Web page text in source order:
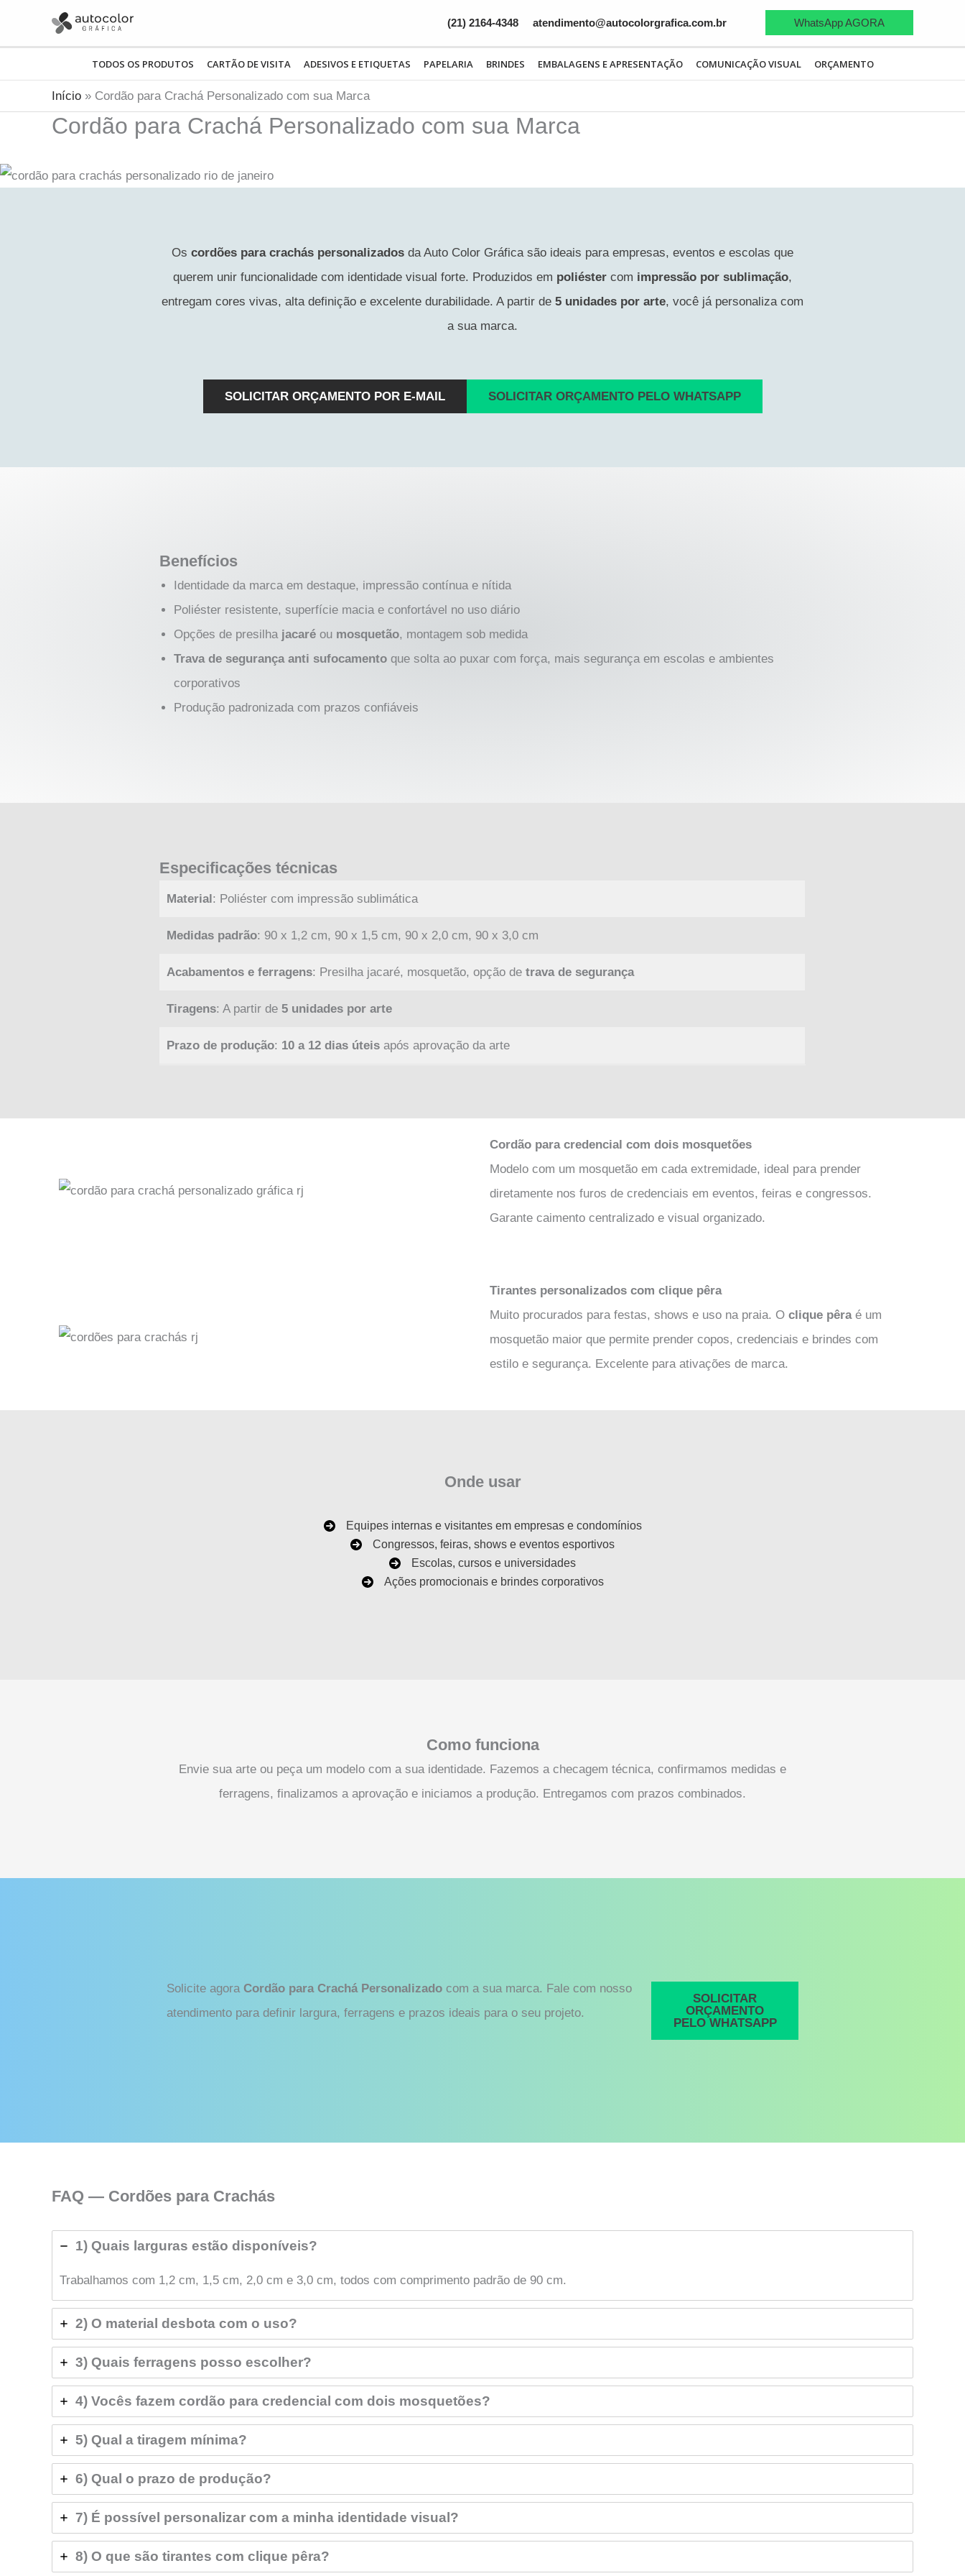
conteúdo
(21) 2164-4348 atendimento@autocolorgrafica.com.br WhatsApp AGORA
TODOS OS PRODUTOS CARTÃO DE VISITA ADESIVOS E ETIQUETAS PAPELARIA BRINDES EMBALAGENS E APRESENTAÇÃO COMUNICAÇÃO VISUAL ORÇAMENTO
Início Cordão para Crachá Personalizado com sua Marca
Cordão para Crachá Personalizado com sua Marca
Os cordões para crachás personalizados da Auto Color Gráfica são ideais para empresas, eventos e escolas que
querem unir funcionalidade com identidade visual forte. Produzidos em poliéster com impressão por sublimação,
entregam cores vivas, alta definição e excelente durabilidade. A partir de 5 unidades por arte, você já personaliza com
a sua marca.
SOLICITAR ORÇAMENTO POR E-MAIL SOLICITAR ORÇAMENTO PELO WHATSAPP
Benefícios
Identidade da marca em destaque, impressão contínua e nítida
Poliéster resistente, superfície macia e confortável no uso diário
Opções de presilha jacaré ou mosquetão, montagem sob medida
Trava de segurança anti sufocamento que solta ao puxar com força, mais segurança em escolas e ambientes
corporativos
Produção padronizada com prazos confiáveis
Especificações técnicas
Material: Poliéster com impressão sublimática
Medidas padrão: 90 x 1,2 cm, 90 x 1,5 cm, 90 x 2,0 cm, 90 x 3,0 cm
Acabamentos e ferragens: Presilha jacaré, mosquetão, opção de trava de segurança
Tiragens: A partir de 5 unidades por arte
Prazo de produção: 10 a 12 dias úteisapós aprovação da arte
Cordão para credencial com dois mosquetões
Modelo com um mosquetão em cada extremidade, ideal para prender
diretamente nos furos de credenciais em eventos, feiras e congressos.
Garante caimento centralizado e visual organizado.
Tirantes personalizados com clique pêra
Muito procurados para festas, shows e uso na praia. O clique pêraé um
mosquetão maior que permite prender copos, credenciais e brindes com
estilo e segurança. Excelente para ativações de marca.
Onde usar
Equipes internas e visitantes em empresas e condomínios
Congressos, feiras, shows e eventos esportivos
Escolas, cursos e universidades
Ações promocionais e brindes corporativos
Como funciona
Envie sua arte ou peça um modelo com a sua identidade. Fazemos a checagem técnica, confirmamos medidas e
ferragens, finalizamos a aprovação e iniciamos a produção. Entregamos com prazos combinados.
Solicite agora Cordão para Crachá Personalizado com a sua marca. Fale com nosso
atendimento para definir largura, ferragens e prazos ideais para o seu projeto.
SOLICITAR
ORÇAMENTO
PELO WHATSAPP
FAQ — Cordões para Crachás
1) Quais larguras estão disponíveis?
Trabalhamos com 1,2 cm, 1,5 cm, 2,0 cm e 3,0 cm, todos com comprimento padrão de 90 cm.
2) O material desbota com o uso?
3) Quais ferragens posso escolher?
4) Vocês fazem cordão para credencial com dois mosquetões?
5) Qual a tiragem mínima?
6) Qual o prazo de produção?
7) É possível personalizar com a minha identidade visual?
8) O que são tirantes com clique pêra?